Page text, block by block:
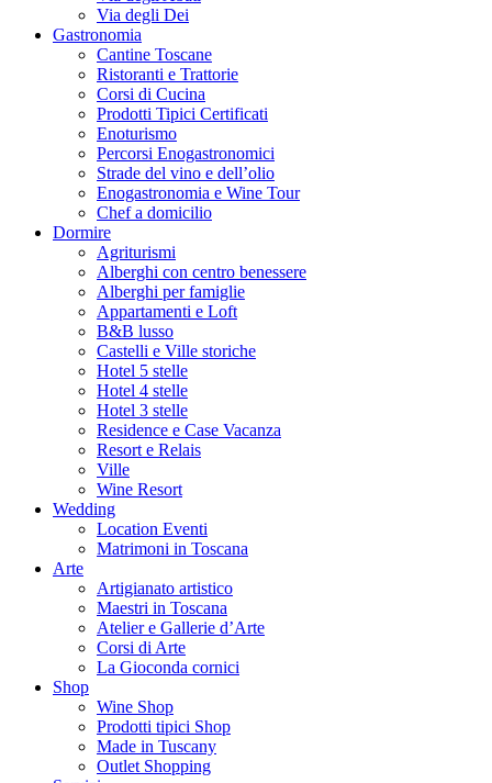
Via degli Dei
Gastronomia
Cantine Toscane
Ristoranti e Trattorie
Corsi di Cucina
Prodotti Tipici Certificati
Enoturismo
Percorsi Enogastronomici
Strade del vino e dell’olio
Enogastronomia e Wine Tour
Chef a domicilio
Dormire
Agriturismi
Alberghi con centro benessere
Alberghi per famiglie
Appartamenti e Loft
B&B lusso
Castelli e Ville storiche
Hotel 5 stelle
Hotel 4 stelle
Hotel 3 stelle
Residence e Case Vacanza
Resort e Relais
Ville
Wine Resort
Wedding
Location Eventi
Matrimoni in Toscana
Arte
Artigianato artistico
Maestri in Toscana
Atelier e Gallerie d’Arte
Corsi di Arte
La Gioconda cornici
Shop
Wine Shop
Prodotti tipici Shop
Made in Tuscany
Outlet Shopping